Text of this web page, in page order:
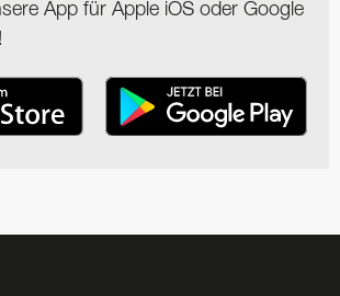
App für Apple iOS oder Google